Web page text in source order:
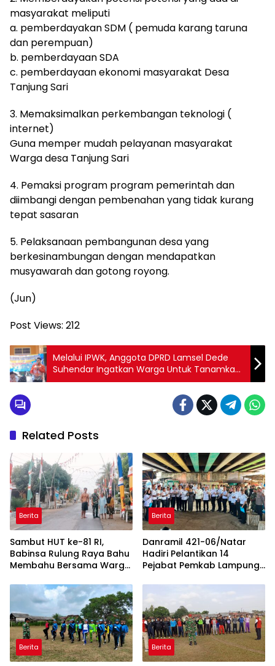
masyarakat meliputi
a. pemberdayakan SDM ( pemuda karang taruna
dan perempuan)
b. pemberdayaan SDA
c. pemberdayaan ekonomi masyarakat Desa
Tanjung Sari
3. Memaksimalkan perkembangan teknologi (
internet)
Guna memper mudah pelayanan masyarakat
Warga desa Tanjung Sari
4. Pemaksi program program pemerintah dan
diimbangi dengan pembenahan yang tidak kurang
tepat sasaran
5. Pelaksanaan pembangunan desa yang
berkesinambungan dengan mendapatkan
musyawarah dan gotong royong.
(Jun)
Post Views: 212
Melalui IPWK, Anggota DPRD Lamsel Dede
Suhendar Ingatkan Warga Untuk Tanamkan
Semangat Nasionalisme
Related Posts
Berita
Sambut HUT ke-81 RI,
Babinsa Rulung Raya Bahu
Membahu Bersama Warga
Berita
Danramil 421-06/Natar
Hadiri Pelantikan 14
Pejabat Pemkab Lampung
dan Pemerintah Daerah
Berita Berita